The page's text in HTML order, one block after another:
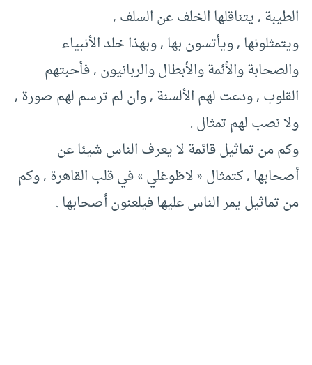
الطيبة , يتناقلها الخلف عن السلف ,
ويتمثلونها , ويأتسون بها , وبهذا خلد الأنبياء
والصحابة والأئمة والأبطال والربانيون , فأحبتهم
القلوب , ودعت لهم الألسنة , وان لم ترسم لهم صورة ,
ولا نصب لهم تمثال .
وكم من تماثيل قائمة لا يعرف الناس شيئا عن
أصحابها , كتمثال « لاظوغلي » في قلب القاهرة , وكم
من تماثيل يمر الناس عليها فيلعنون أصحابها .